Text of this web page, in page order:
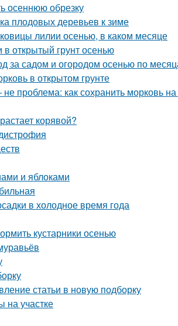
осеннюю обрезку
плодовых деревьев к зиме
лилии осенью, в каком месяце
в открытый грунт осенью
за садом и огородом осенью по
в открытом грунте
проблема: как сохранить морковь
корявой?
и яблоками
в холодное время года
кустарники осенью
статьи в новую подборку
на участке